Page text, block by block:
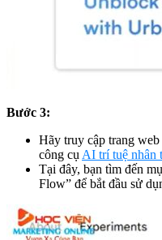
Bước 3:
Hãy truy cập trang web
công cụ AI trí tuệ nhân
Tại đây, bạn tìm đến
Flow” để bắt đầu sử